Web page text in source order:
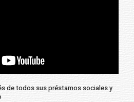
de todos sus préstamos sociales y